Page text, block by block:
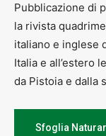
Pubblicazione di
la rivista
italiano e inglese
Italia e all’estero
da Pistoia e dalla
Sfoglia